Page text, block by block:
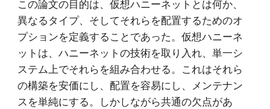
この論文の目的は、仮想ハニーネットとは何か、
異なるタイプ、そしてそれらを配置するためのオ
プションを定義することであった。仮想ハニーネ
ットは、ハニーネットの技術を取り入れ、単一シ
ステム上でそれらを組み合わせる。これはそれら
の構築を安価にし、配置を容易にし、メンテナン
スを単純にする。しかしながら共通の欠点があ